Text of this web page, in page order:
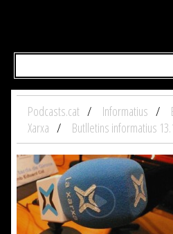
Podcasts.cat Informatius
Xarxa
Butlletins informatius